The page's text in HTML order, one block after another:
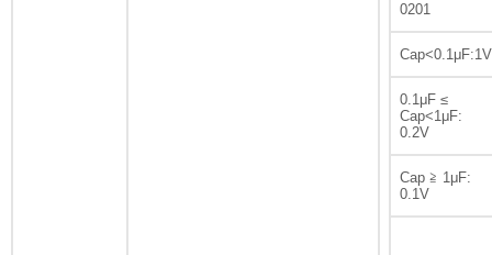
0201
Cap<0.1μF:1V
0.1μF ≤
Cap<1μF:
0.2V
Cap ≧ 1μF:
0.1V